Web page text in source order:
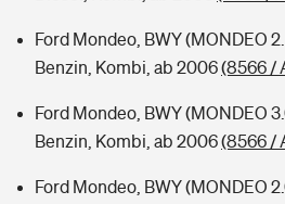
Ford Mondeo, BWY (MONDEO
Benzin, Kombi, ab 2006(8566 /
Ford Mondeo, BWY (MONDEO
Benzin, Kombi, ab 2006(8566 /
Ford Mondeo, BWY (MONDEO